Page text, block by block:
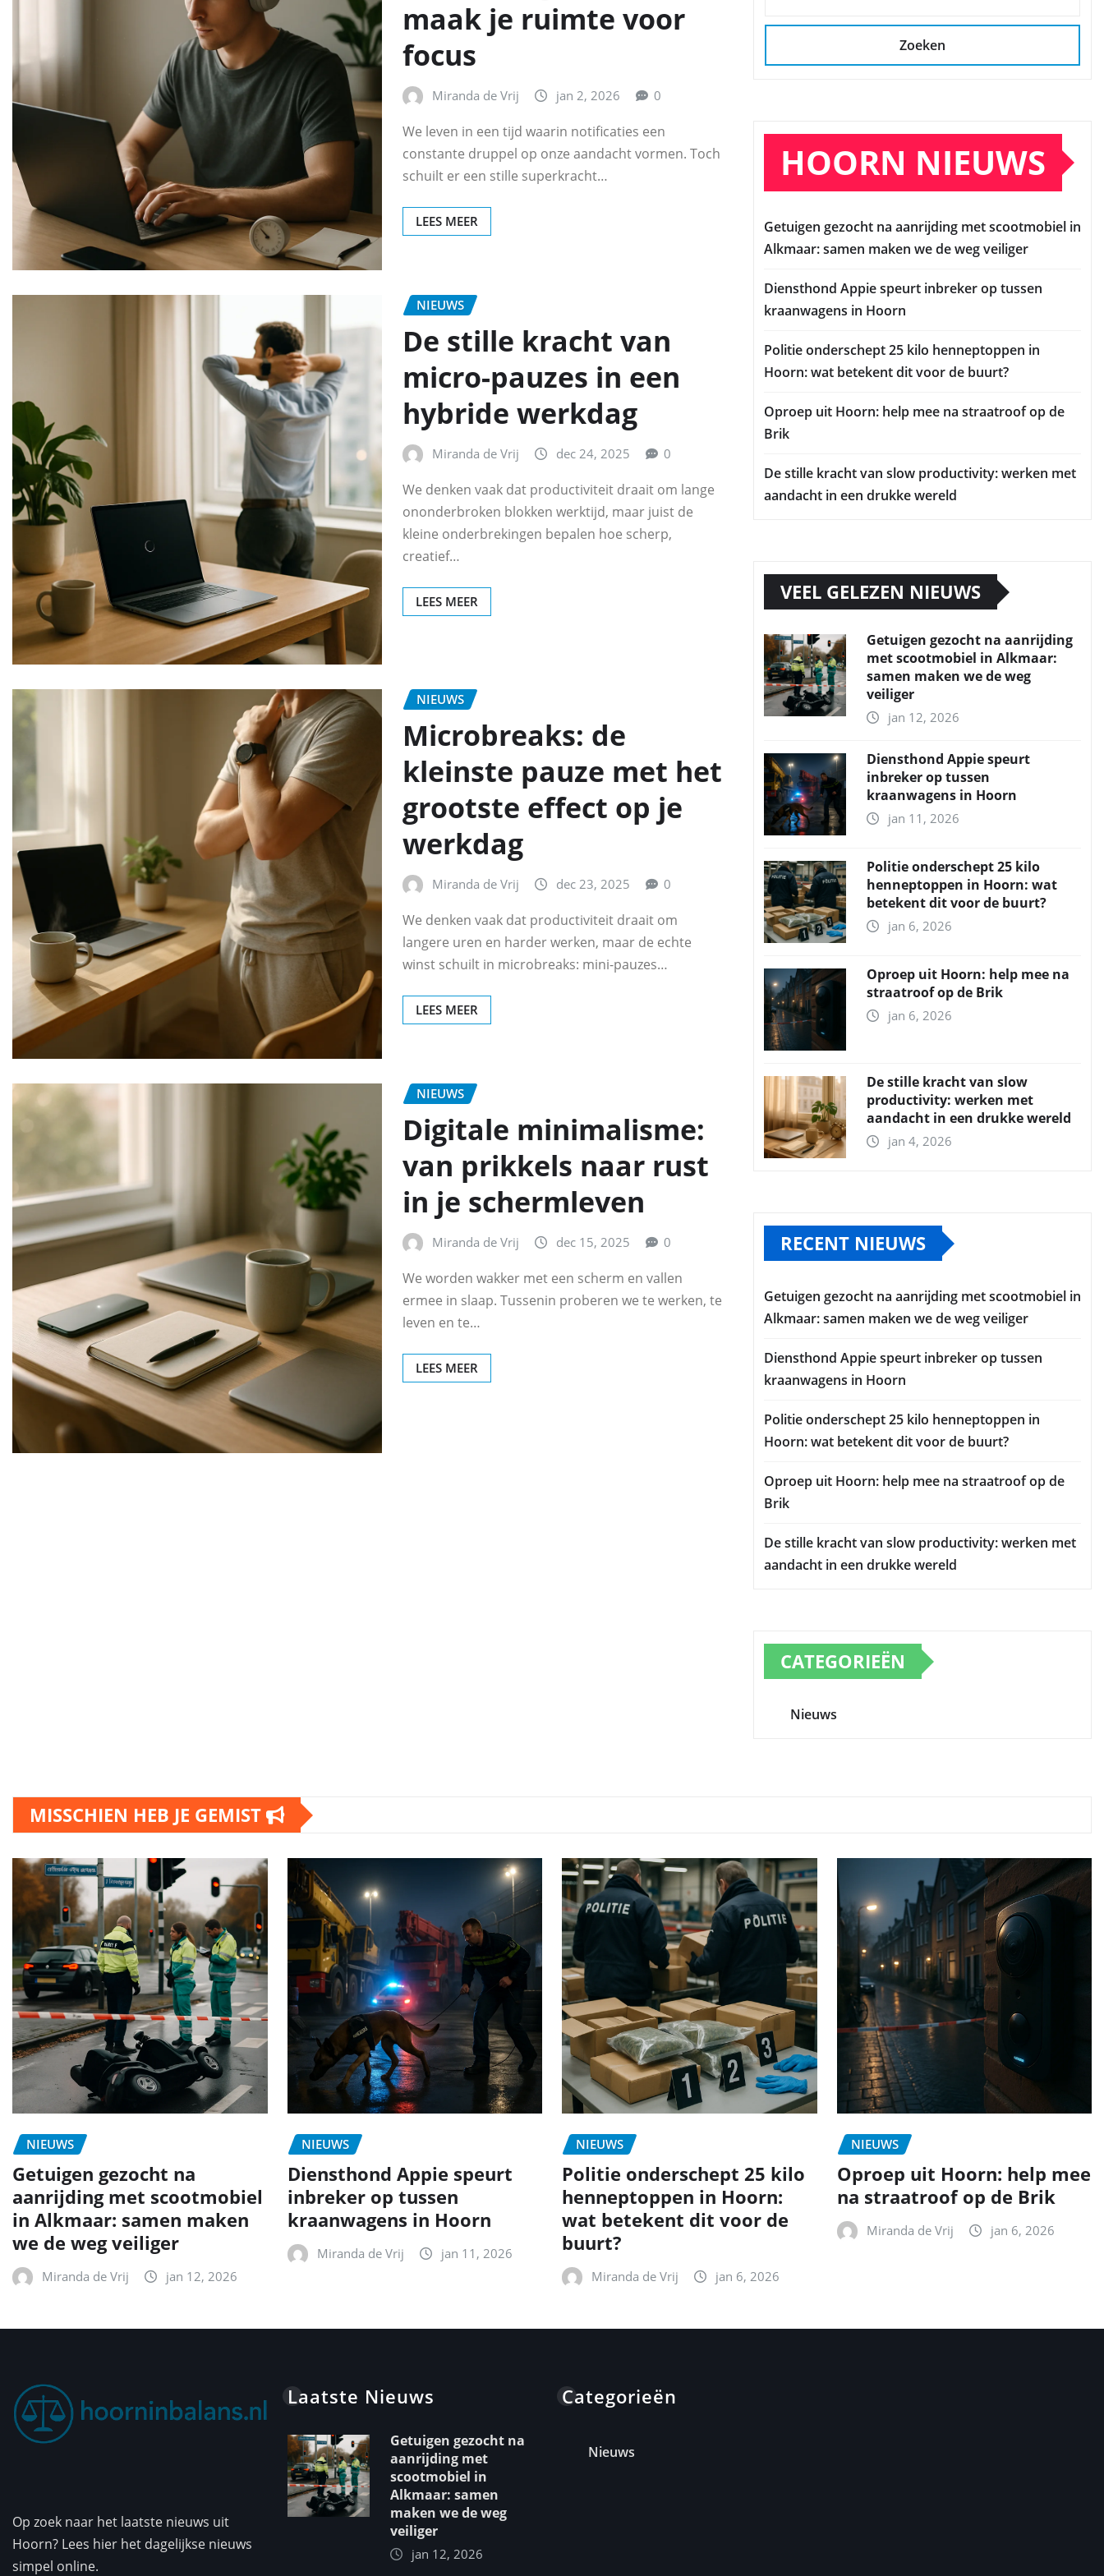
maak je ruimte voor
focus
Miranda de Vrij jan 2, 2026 0
We leven in een tijd waarin notificaties een
constante druppel op onze aandacht vormen. Toch
schuilt er een stille superkracht…
LEES MEER
NIEUWS
De stille kracht van
micro-pauzes in een
hybride werkdag
Miranda de Vrij dec 24, 2025 0
We denken vaak dat productiviteit draait om lange
ononderbroken blokken werktijd, maar juist de
kleine onderbrekingen bepalen hoe scherp,
creatief…
LEES MEER
NIEUWS
Microbreaks: de
kleinste pauze met het
grootste effect op je
werkdag
Miranda de Vrij dec 23, 2025 0
We denken vaak dat productiviteit draait om
langere uren en harder werken, maar de echte
winst schuilt in microbreaks: mini-pauzes…
LEES MEER
NIEUWS
Digitale minimalisme:
van prikkels naar rust
in je schermleven
Miranda de Vrij dec 15, 2025 0
We worden wakker met een scherm en vallen
ermee in slaap. Tussenin proberen we te werken, te
leven en te…
LEES MEER
Zoeken
HOORN NIEUWS
Getuigen gezocht na aanrijding met scootmobiel in
Alkmaar: samen maken we de weg veiliger
Diensthond Appie speurt inbreker op tussen
kraanwagens in Hoorn
Politie onderschept 25 kilo henneptoppen in
Hoorn: wat betekent dit voor de buurt?
Oproep uit Hoorn: help mee na straatroof op de
Brik
De stille kracht van slow productivity: werken met
aandacht in een drukke wereld
VEEL GELEZEN NIEUWS
Getuigen gezocht na aanrijding
met scootmobiel in Alkmaar:
samen maken we de weg
veiliger
jan 12, 2026
Diensthond Appie speurt
inbreker op tussen
kraanwagens in Hoorn
jan 11, 2026
Politie onderschept 25 kilo
henneptoppen in Hoorn: wat
betekent dit voor de buurt?
jan 6, 2026
Oproep uit Hoorn: help mee na
straatroof op de Brik
jan 6, 2026
De stille kracht van slow
productivity: werken met
aandacht in een drukke wereld
jan 4, 2026
RECENT NIEUWS
Getuigen gezocht na aanrijding met scootmobiel in
Alkmaar: samen maken we de weg veiliger
Diensthond Appie speurt inbreker op tussen
kraanwagens in Hoorn
Politie onderschept 25 kilo henneptoppen in
Hoorn: wat betekent dit voor de buurt?
Oproep uit Hoorn: help mee na straatroof op de
Brik
De stille kracht van slow productivity: werken met
aandacht in een drukke wereld
CATEGORIEËN
Nieuws
MISSCHIEN HEB JE GEMIST
NIEUWS
Getuigen gezocht na
aanrijding met scootmobiel
in Alkmaar: samen maken
we de weg veiliger
Miranda de Vrij jan 12, 2026
NIEUWS
Diensthond Appie speurt
inbreker op tussen
kraanwagens in Hoorn
Miranda de Vrij jan 11, 2026
NIEUWS
Politie onderschept 25 kilo
henneptoppen in Hoorn:
wat betekent dit voor de
buurt?
Miranda de Vrij jan 6, 2026
NIEUWS
Oproep uit Hoorn: help mee
na straatroof op de Brik
Miranda de Vrij jan 6, 2026
Op zoek naar het laatste nieuws uit
Hoorn? Lees hier het dagelijkse nieuws
simpel online.
Laatste Nieuws
Getuigen gezocht na
aanrijding met
scootmobiel in
Alkmaar: samen
maken we de weg
veiliger
jan 12, 2026
Categorieën
Nieuws